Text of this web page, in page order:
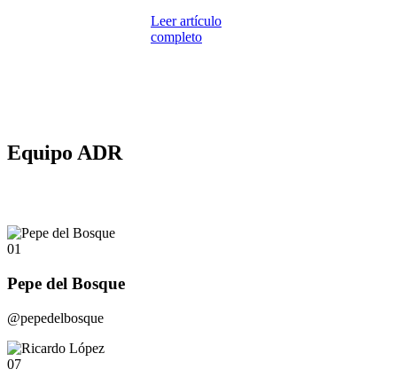
Leer artículo
completo
Equipo ADR
01
Pepe del Bosque
@pepedelbosque
07